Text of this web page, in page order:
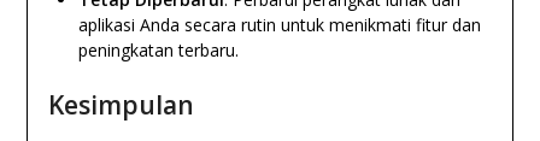
aplikasi Anda secara rutin untuk menikmati fitur dan
peningkatan terbaru.
Kesimpulan